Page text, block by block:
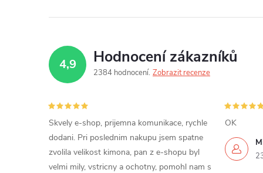
4,9 Hodnocení zákazníků
2384 hodnocení Zobrazit recenze
Skvely e-shop, prijemna komunikace, rychle
dodani. Pri poslednim nakupu jsem spatne
zvolila velikost kimona, pan z e-shopu byl
velmi mily, vstricny a ochotny, pomohl nam s
OK